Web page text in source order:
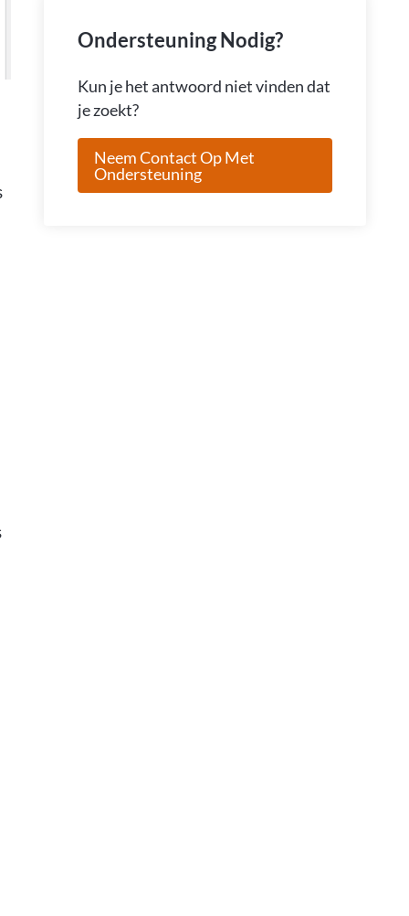
Ondersteuning Nodig?
Kun je het antwoord niet vinden dat
je zoekt?
Neem Contact Op Met
Ondersteuning